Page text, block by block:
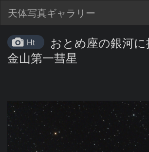
天体写真ギャラリー
Ht
おとめ座の銀河
金山第一彗星